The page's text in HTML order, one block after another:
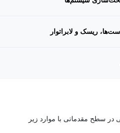
در سطح مقدماتی با موارد زیر